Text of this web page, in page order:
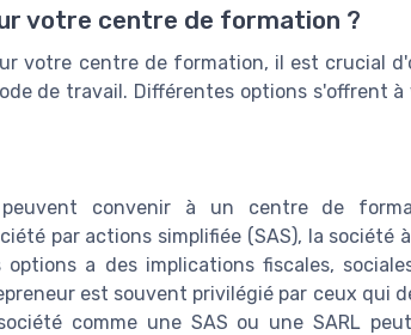
votre centre de formation ?
votre centre de formation, il est crucial
de travail. Différentes options s'offrent à
peuvent convenir à un centre de
par actions simplifiée (SAS), la société
a des implications fiscales,
est souvent privilégié par ceux qui
comme une SAS ou une SARL